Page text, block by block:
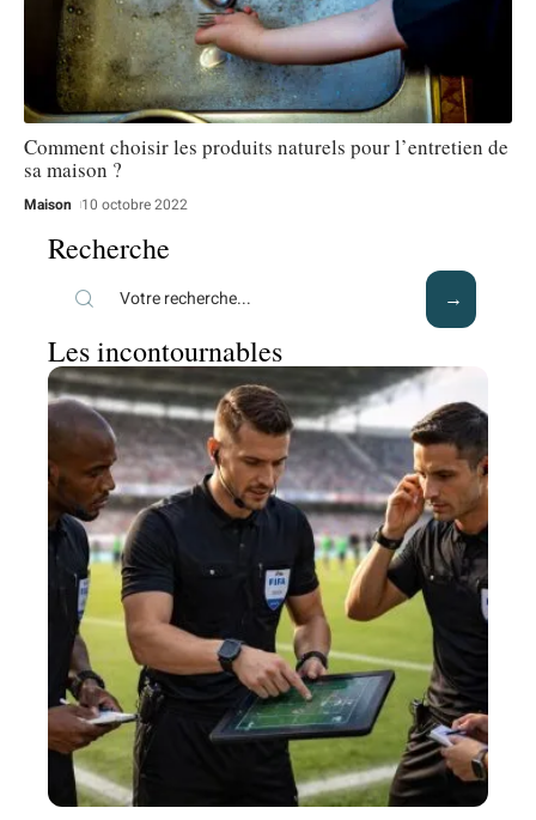
Comment choisir les produits naturels pour l’entretien de
sa maison ?
Maison 10 octobre 2022
Recherche
Les incontournables